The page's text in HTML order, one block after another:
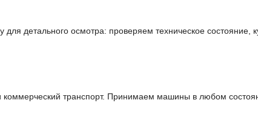
детального осмотра: проверяем техническое состояние,
транспорт. Принимаем машины в любом